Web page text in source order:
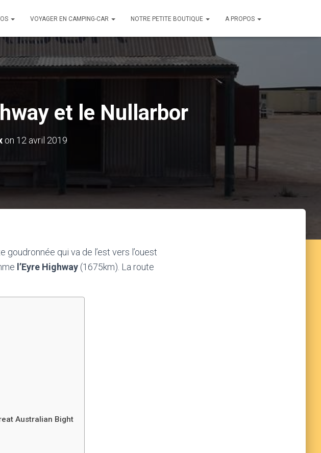
VOYAGER EN CAMPING-CAR NOTRE PETITE BOUTIQUE A PROPOS
et le Nullarbor
on 12 avril 2019
goudronnée qui va de l’est vers l’ouest
l’Eyre Highway (1675km). La route
Australian Bight